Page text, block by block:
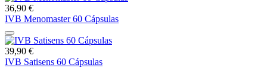
36,90 €
IVB Menomaster 60 Cápsulas
39,90 €
IVB Satisens 60 Cápsulas